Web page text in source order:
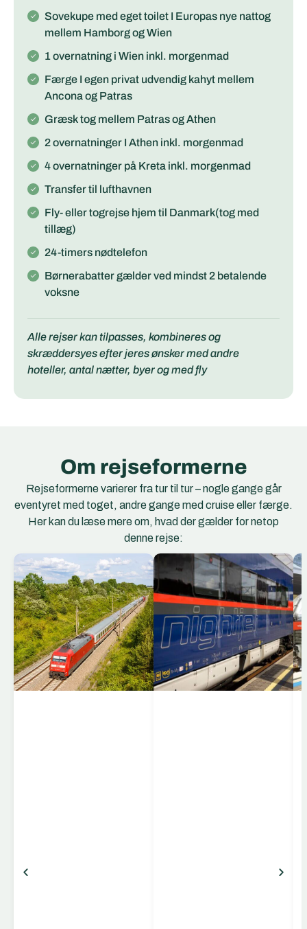
Sovekupe med eget toilet I Europas nye nattog
mellem Hamborg og Wien
1 overnatning i Wien inkl. morgenmad
Færge I egen privat udvendig kahyt mellem
Ancona og Patras
Græsk tog mellem Patras og Athen
2 overnatninger I Athen inkl. morgenmad
4 overnatninger på Kreta inkl. morgenmad
Transfer til lufthavnen
Fly- eller togrejse hjem til Danmark(tog med
tillæg)
24-timers nødtelefon
Børnerabatter gælder ved mindst 2 betalende
voksne
Alle rejser kan tilpasses, kombineres og
skræddersyes efter jeres ønsker med andre
hoteller, antal nætter, byer og med fly
Om rejseformerne
Rejseformerne varierer fra tur til tur – nogle gange går
eventyret med toget, andre gange med cruise eller færge.
Her kan du læse mere om, hvad der gælder for netop
denne rejse:
EC Togene
EuroCity (EC) er et
netværk af
internationale
hurtigtog, der forbinder
storbyer og regioner på
tværs af Europa. EC-